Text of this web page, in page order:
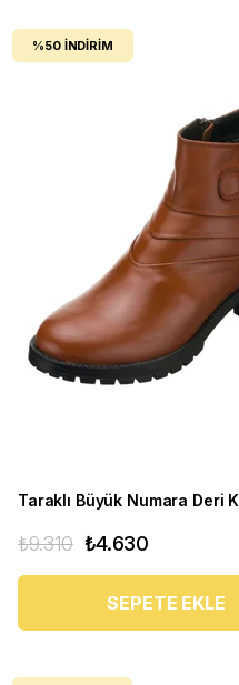
₺4.630
₺9.310
SEPETE EKLE
%50 İNDIRIM